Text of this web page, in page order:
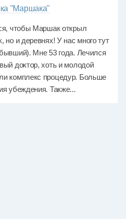
"Маршака"
чтобы Маршак открыл
и деревнях! У нас много тут
Мне 53 года. Лечился
доктор, хоть и молодой
комплекс процедур. Больше
убеждения. Также...